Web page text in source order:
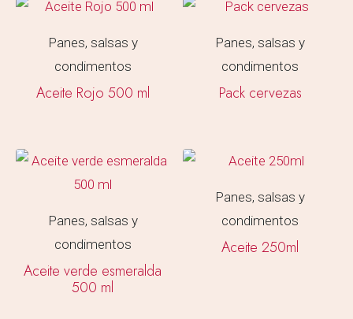
Panes, salsas y
condimentos
Aceite Rojo 500 ml
Panes, salsas y
condimentos
Pack cervezas
Panes, salsas y
condimentos
Aceite verde esmeralda
500 ml
Panes, salsas y
condimentos
Aceite 250ml